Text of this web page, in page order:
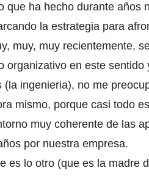
que ha hecho durante años
la estrategia para
muy, muy recientemente,
organizativo en este
(la ingenieria), no me
mismo, porque casi todo
muy coherente de las
por nuestra empresa.
es lo otro (que es la madre